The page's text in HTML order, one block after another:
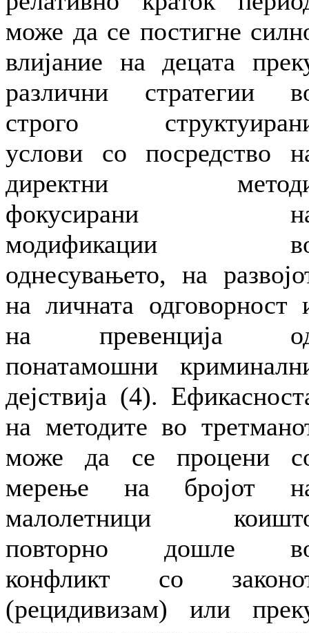
може да се постигне
влијание на децата
различни стратегии
строго
услови со посредство
директни
фокусирани
модификации
однесувањето, на
на личната одговорност
на превенција
понатамошни
дејствија (4).
на методите во
може да се процени
мерење на бројот
малолетници
повторно дошле
конфликт со
(рецидивизам) или